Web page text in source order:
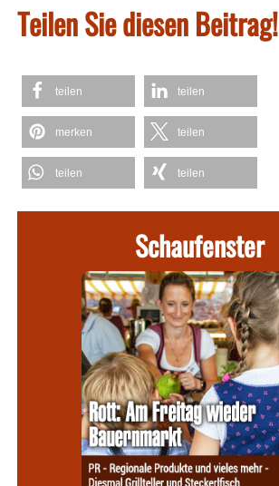
Teilen Sie diesen Beitrag!
teilen teilen
merken teilen
teilen teilen
Schaufenster